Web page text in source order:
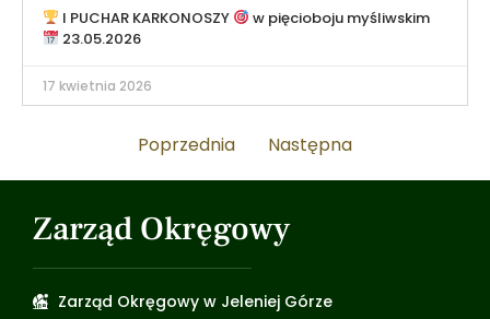
I PUCHAR KARKONOSZY
w pięcioboju myśliwskim
23.05.2026
17 kwietnia 2026
Poprzednia Następna
Zarząd Okręgowy
Zarząd Okręgowy w Jeleniej Górze